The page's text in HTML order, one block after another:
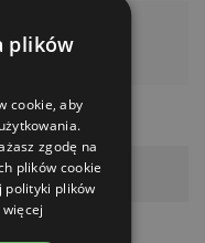
mm
plików
cookie, aby
zgodę na
plików cookie
polityki plików